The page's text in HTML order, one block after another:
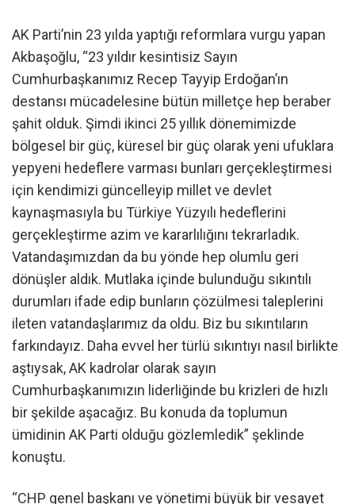
AK Parti’nin 23 yılda yaptığı reformlara vurgu yapan
Akbaşoğlu, “23 yıldır kesintisiz Sayın
Cumhurbaşkanımız Recep Tayyip Erdoğan’ın
destansı mücadelesine bütün milletçe hep beraber
şahit olduk. Şimdi ikinci 25 yıllık dönemimizde
bölgesel bir güç, küresel bir güç olarak yeni ufuklara
yepyeni hedeflere varması bunları gerçekleştirmesi
için kendimizi güncelleyip millet ve devlet
kaynaşmasıyla bu Türkiye Yüzyılı hedeflerini
gerçekleştirme azim ve kararlılığını tekrarladık.
Vatandaşımızdan da bu yönde hep olumlu geri
dönüşler aldık. Mutlaka içinde bulunduğu sıkıntılı
durumları ifade edip bunların çözülmesi taleplerini
ileten vatandaşlarımız da oldu. Biz bu sıkıntıların
farkındayız. Daha evvel her türlü sıkıntıyı nasıl birlikte
aştıysak, AK kadrolar olarak sayın
Cumhurbaşkanımızın liderliğinde bu krizleri de hızlı
bir şekilde aşacağız. Bu konuda da toplumun
ümidinin AK Parti olduğu gözlemledik” şeklinde
konuştu.
“CHP genel başkanı ve yönetimi büyük bir vesayet